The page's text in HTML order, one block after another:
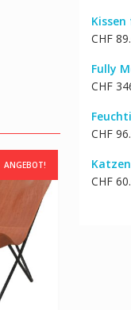
ANGEBOT!
CHF
Fully
CHF
CHF
CHF